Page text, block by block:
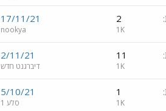
2
1K
17/11/21
nookya
11
1K
2/11/21
דיברגנט חדש
1
1K
5/10/21
סלע 1